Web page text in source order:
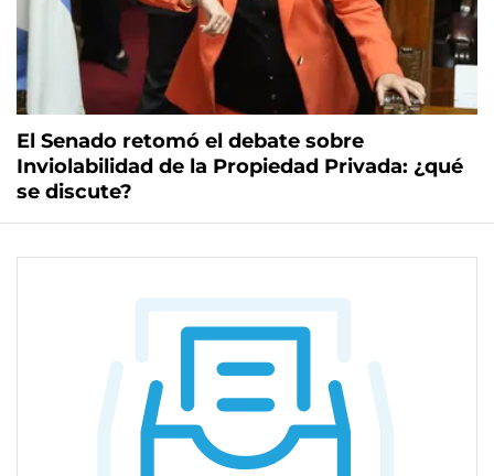
El Senado retomó el debate sobre
Inviolabilidad de la Propiedad Privada: ¿qué
se discute?